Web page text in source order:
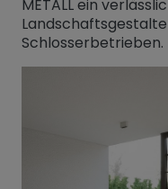
METALL ein
Schlosserbetrieben.